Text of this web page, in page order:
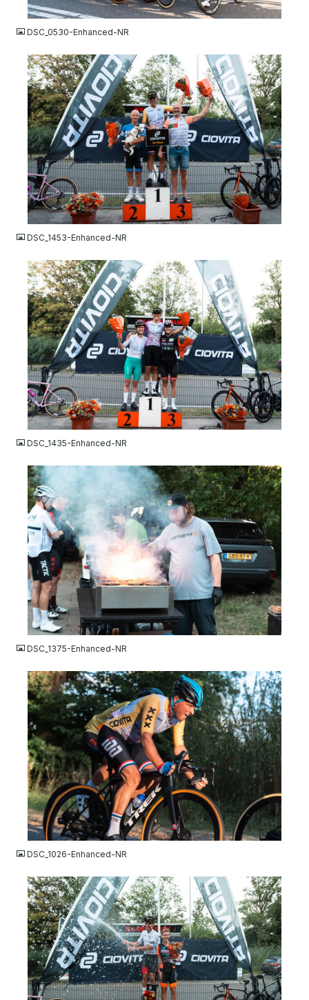
JPG
DSC_0530-Enhanced-NR
JPG
DSC_1453-Enhanced-NR
JPG
DSC_1435-Enhanced-NR
JPG
DSC_1375-Enhanced-NR
JPG
DSC_1026-Enhanced-NR